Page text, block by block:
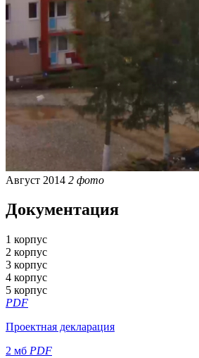
Август 2014 2 фото
Документация
1 корпус
2 корпус
3 корпус
4 корпус
5 корпус
PDF
Проектная декларация
2 мб PDF